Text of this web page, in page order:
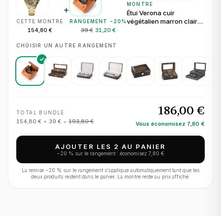
CETTE MONTRE
154,80 €
+
RANGEMENT − 20 %
39 € 31,20 €
MONTRE
Étui Verona cuir
végétalien marron clair
CHOISIR UN AUTRE RANGEMENT
TOTAL BUNDLE
154,80 € + 39 € = 193,80 €
186,00 €
Vous économisez 7,80 €
AJOUTER LES 2 AU PANIER
−20 % sur le rangement : économisez 7,80 €
La remise −20 % sur le rangement s'applique automatiquement tant que les
deux produits restent dans le panier. La montre reste au prix affiché.